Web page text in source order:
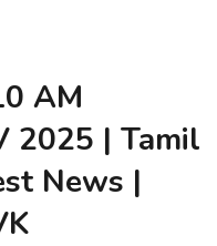
AM
2025 | Tamil
News |